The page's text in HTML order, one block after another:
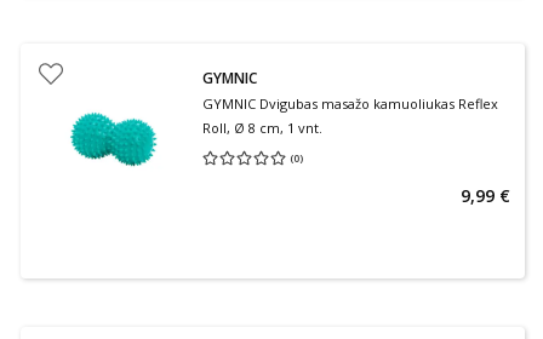
GYMNIC
GYMNIC Dvigubas masažo kamuoliukas Reflex
Roll, Ø 8 cm, 1 vnt.
(0)
Vidutinis įvertinimas 0.00
9,99 €